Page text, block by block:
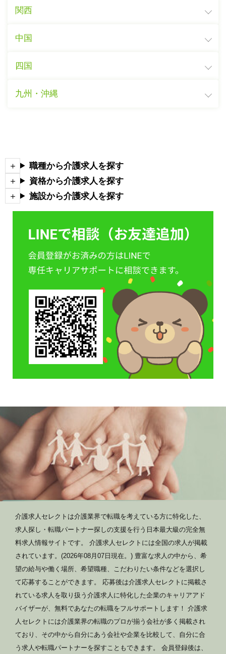
関西
中国
四国
九州・沖縄
職種から介護求人を探す
資格から介護求人を探す
施設から介護求人を探す
介護求人セレクトは介護業界で転職を考えている方に特化した、
求人探し・転職パートナー探しの支援を行う日本最大級の完全無
料求人情報サイトです。 介護求人セレクトには全国の求人が掲載
されています。(2026年08月07日現在。) 豊富な求人の中から、希
望の給与や働く場所、希望職種、こだわりたい条件などを選択し
て応募することができます。 応募後は介護求人セレクトに掲載さ
れている求人を取り扱う介護求人に特化した企業のキャリアアド
バイザーが、無料であなたの転職をフルサポートします！ 介護求
人セレクトには介護業界の転職のプロが揃う会社が多く掲載され
ており、その中から自分にあう会社や企業を比較して、自分に合
う求人や転職パートナーを探すこともできます。 会員登録後は、